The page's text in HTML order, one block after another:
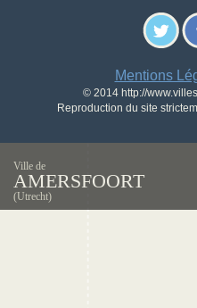
Mentions
© 2014 http://
Reproduction du site
Ville de
AMERSFOORT
(Utrecht)